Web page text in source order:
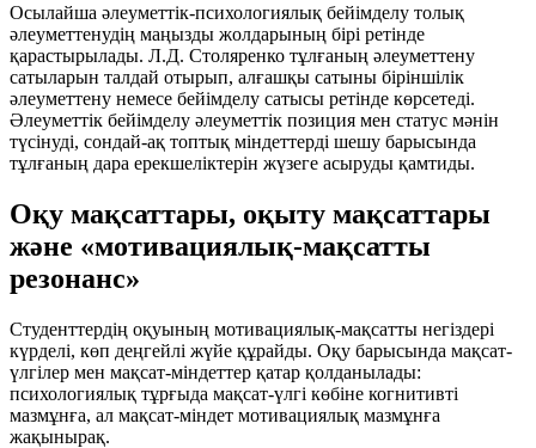
Осылайша әлеуметтік-психологиялық бейімделу толық
әлеуметтенудің маңызды жолдарының бірі ретінде
қарастырылады. Л.Д. Столяренко тұлғаның әлеуметтену
сатыларын талдай отырып, алғашқы сатыны біріншілік
әлеуметтену немесе бейімделу сатысы ретінде көрсетеді.
Әлеуметтік бейімделу әлеуметтік позиция мен статус мәнін
түсінуді, сондай-ақ топтық міндеттерді шешу барысында
тұлғаның дара ерекшеліктерін жүзеге асыруды қамтиды.
Оқу мақсаттары, оқыту мақсаттары
және «мотивациялық-мақсатты
резонанс»
Студенттердің оқуының мотивациялық-мақсатты негіздері
күрделі, көп деңгейлі жүйе құрайды. Оқу барысында мақсат-
үлгілер мен мақсат-міндеттер қатар қолданылады:
психологиялық тұрғыда мақсат-үлгі көбіне когнитивті
мазмұнға, ал мақсат-міндет мотивациялық мазмұнға
жақынырақ.